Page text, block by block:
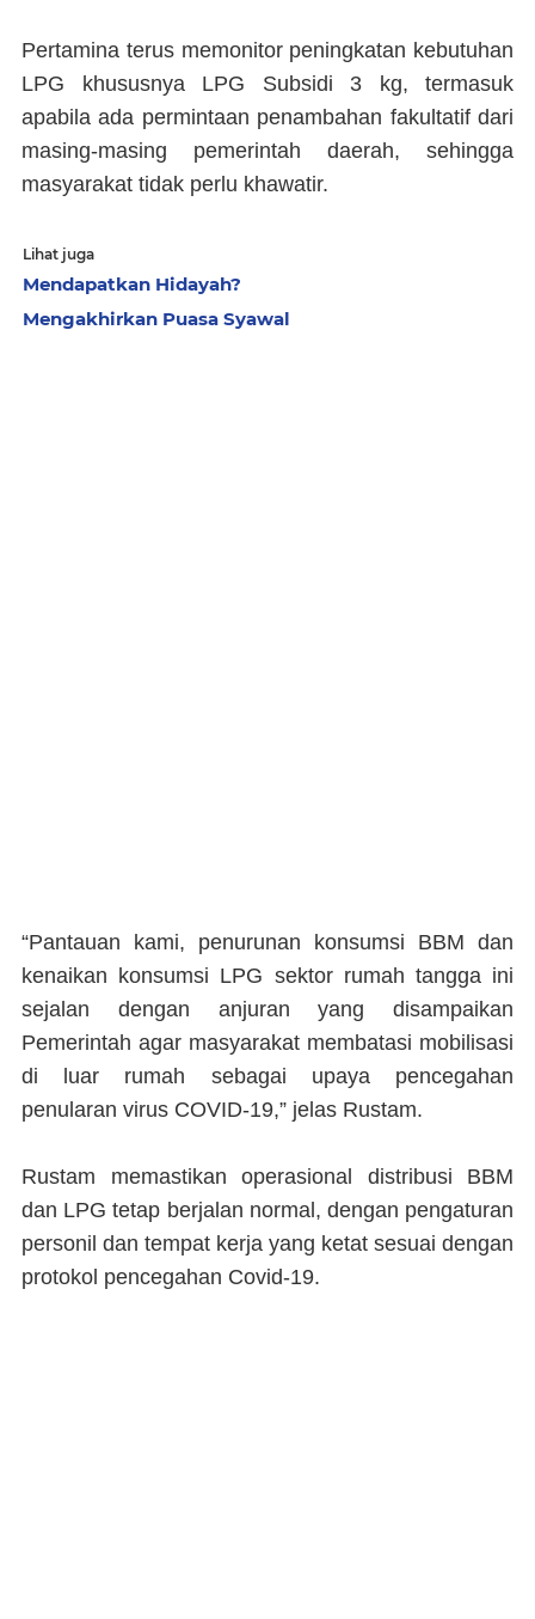
Pertamina terus memonitor peningkatan kebutuhan
LPG khususnya LPG Subsidi 3 kg, termasuk
apabila ada permintaan penambahan fakultatif dari
masing-masing pemerintah daerah, sehingga
masyarakat tidak perlu khawatir.
Lihat juga
Mendapatkan Hidayah?
Mengakhirkan Puasa Syawal
“Pantauan kami, penurunan konsumsi BBM dan
kenaikan konsumsi LPG sektor rumah tangga ini
sejalan dengan anjuran yang disampaikan
Pemerintah agar masyarakat membatasi mobilisasi
di luar rumah sebagai upaya pencegahan
penularan virus COVID-19,” jelas Rustam.
Rustam memastikan operasional distribusi BBM
dan LPG tetap berjalan normal, dengan pengaturan
personil dan tempat kerja yang ketat sesuai dengan
protokol pencegahan Covid-19.